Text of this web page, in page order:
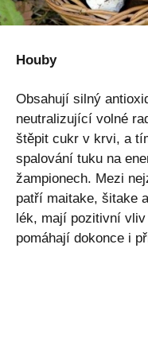
Houby
Obsahují silný
neutralizující volné
štěpit cukr v krvi, a
spalování tuku na
žampionech. Mezi
patří maitake, šitake
lék, mají pozitivní
pomáhají dokonce i